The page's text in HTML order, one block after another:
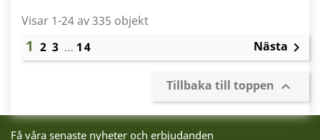
Visar 1-24 av 335 objekt
1 2 3 … 14 Nästa 
Tillbaka till toppen 
Få våra senaste nyheter och erbjudanden